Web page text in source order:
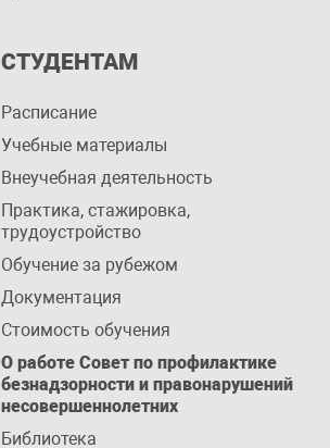
СТУДЕНТАМ
Расписание
Учебные материалы
Внеучебная деятельность
Практика, стажировка,
трудоустройство
Обучение за рубежом
Документация
Стоимость обучения
О работе Совет по профилактике
безнадзорности и правонарушений
несовершеннолетних
Библиотека